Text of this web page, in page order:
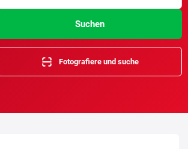
Suchen
Fotografiere und suche